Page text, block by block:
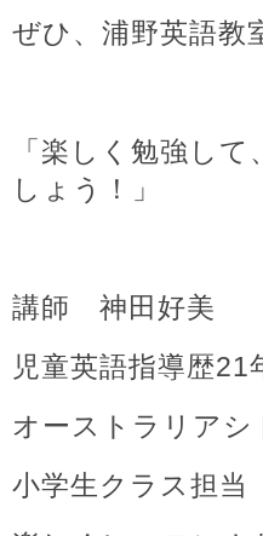
ぜひ、浦野英語教
「楽しく勉強し
しょう！」
講師 神田好美
児童英語指導歴21
オーストラリア
小学生クラス担当